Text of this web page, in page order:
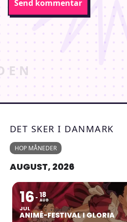
DET SKER I DANMARK
HOP MÅNEDER
AUGUST, 2026
16
JUL
18
AUG
ANIMÉ-FESTIVAL I GLORIA